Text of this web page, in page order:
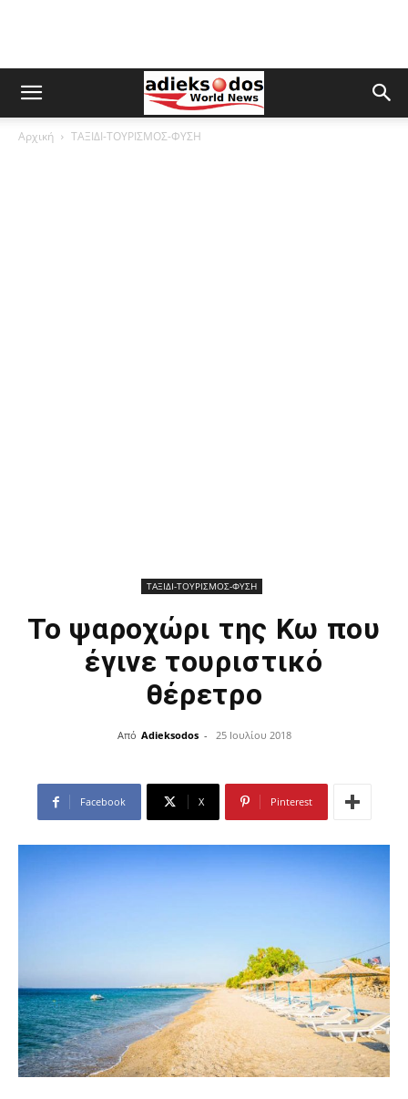
Αρχική ΤΑΞΙΔΙ-ΤΟΥΡΙΣΜΟΣ-ΦΥΣΗ
ΤΑΞΙΔΙ-ΤΟΥΡΙΣΜΟΣ-ΦΥΣΗ
Το ψαροχώρι της Κω που
έγινε τουριστικό
θέρετρο
Από Adieksodos - 25 Ιουλίου 2018
Facebook X Pinterest